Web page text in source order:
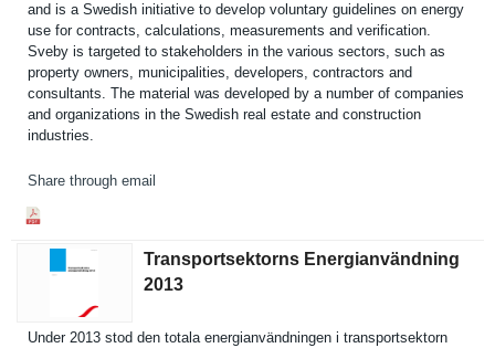
and is a Swedish initiative to develop voluntary guidelines on energy
use for contracts, calculatio­ns, measuremen­ts and verificati­on.
Sveby is targeted to stakeholde­rs in the various sectors, such as
property owners, municipali­ties, developers, contractor­s and
consultant­s. The material was developed by a number of companies
and organizati­ons in the Swedish real estate and constructi­on
industries.
Share through email
Transportsektorns Energianvändning
2013
Under 2013 stod den totala energianvä­ndningen i transports­ektorn